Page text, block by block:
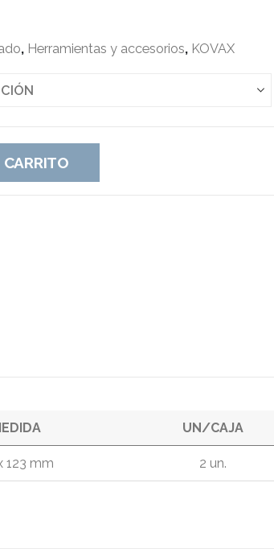
, Herramientas y accesorios, KOVAX
UN/CAJA
123 mm 2 un.